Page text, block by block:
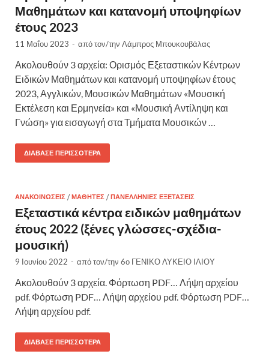
Μαθημάτων και κατανομή υποψηφίων
έτους 2023
11 Μαΐου 2023 - από τον/την Λάμπρος Μπουκουβάλας
Ακολουθούν 3 αρχεία: Ορισμός Εξεταστικών Κέντρων
Ειδικών Μαθημάτων και κατανομή υποψηφίων έτους
2023, Αγγλικών, Μουσικών Μαθημάτων «Μουσική
Εκτέλεση και Ερμηνεία» και «Μουσική Αντίληψη και
Γνώση» για εισαγωγή στα Τμήματα Μουσικών …
ΔΙΆΒΑΣΕ ΠΕΡΙΣΣΌΤΕΡΑ
ΑΝΑΚΟΙΝΏΣΕΙΣ /ΜΑΘΗΤΈΣ /ΠΑΝΕΛΛΉΝΙΕΣ ΕΞΕΤΆΣΕΙΣ
Εξεταστικά κέντρα ειδικών μαθημάτων
έτους 2022 (ξένες γλώσσες-σχέδια-
μουσική)
9 Ιουνίου 2022 - από τον/την 6ο ΓΕΝΙΚΟ ΛΥΚΕΙΟ ΙΛΙΟΥ
Ακολουθούν 3 αρχεία. Φόρτωση PDF… Λήψη αρχείου
pdf. Φόρτωση PDF… Λήψη αρχείου pdf. Φόρτωση PDF…
Λήψη αρχείου pdf.
ΔΙΆΒΑΣΕ ΠΕΡΙΣΣΌΤΕΡΑ